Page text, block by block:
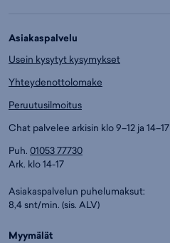
Asiakaspalvelu
Usein kysytyt kysymykset
Yhteydenottolomake
Peruutusilmoitus
Chat palvelee arkisin klo 9–12 ja 14–17
Puh. 01053 77730
Ark. klo 14-17
Asiakaspalvelun puhelumaksut:
8,4 snt/min. (sis. ALV)
Myymälät